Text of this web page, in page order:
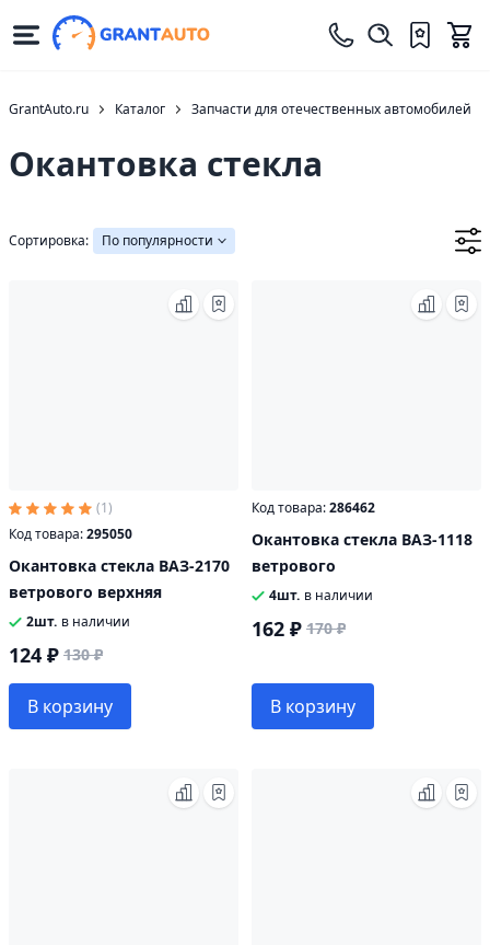
GrantAuto.ru Каталог Запчасти для отечественных автомобилей
Окантовка стекла
Сортировка: По популярности
(1)
Код товара:295050
Окантовка стекла ВАЗ-2170
ветрового верхняя
2шт. в наличии
124 ₽ 130 ₽
В корзину
Код товара:286462
Окантовка стекла ВАЗ-1118
ветрового
4шт. в наличии
162 ₽ 170 ₽
В корзину